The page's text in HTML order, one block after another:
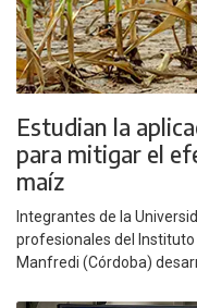
Estudian la
para mitigar el
maíz
Integrantes de la
profesionales del
Manfredi (Córdoba)